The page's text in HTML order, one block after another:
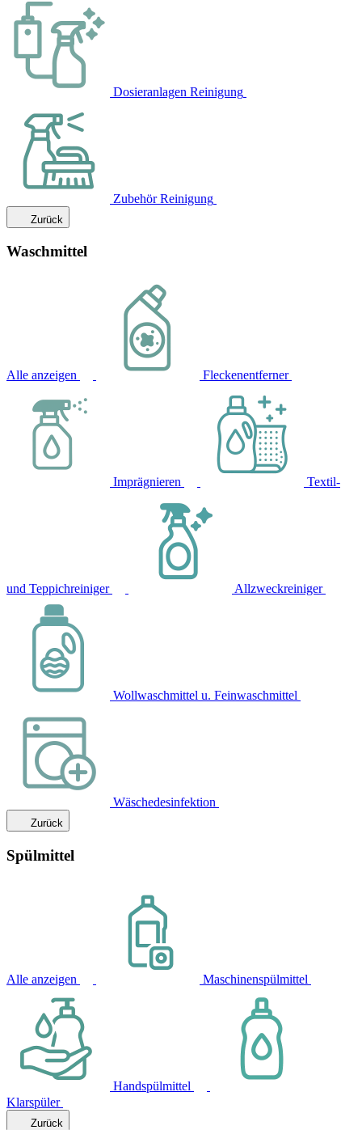
Dosieranlagen Reinigung
Zubehör Reinigung
Zurück
Waschmittel
Alle anzeigen Fleckenentferner
Imprägnieren Textil-
und Teppichreiniger Allzweckreiniger
Wollwaschmittel u. Feinwaschmittel
Wäschedesinfektion
Zurück
Spülmittel
Alle anzeigen Maschinenspülmittel
Handspülmittel
Klarspüler
Zurück